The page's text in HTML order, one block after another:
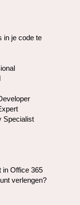
in je code te
Specialist
in Office 365
verlengen?